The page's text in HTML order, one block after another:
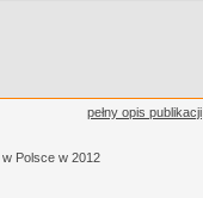
pełny opis publikacji
Polsce w 2012